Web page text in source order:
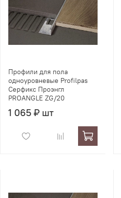
Профили для пола
одноуровневые Profilpas
Серфикс Проэнгл
PROANGLE ZG/20
1 065 ₽ шт